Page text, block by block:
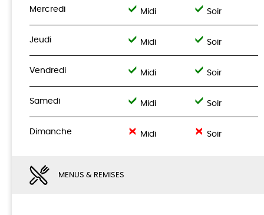
Mercredi Midi Soir
Jeudi Midi Soir
Vendredi Midi Soir
Samedi Midi Soir
Dimanche Midi Soir
MENUS & REMISES